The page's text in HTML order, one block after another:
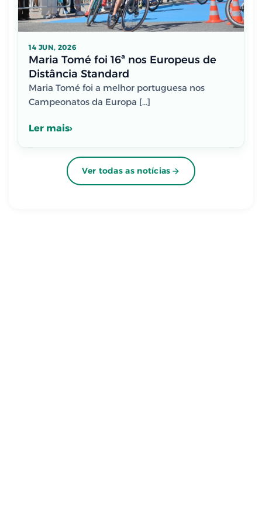
14 JUN, 2026
Maria Tomé foi 16ª nos Europeus de
Distância Standard
Maria Tomé foi a melhor portuguesa nos
Campeonatos da Europa […]
Ler mais
Ver todas as notícias